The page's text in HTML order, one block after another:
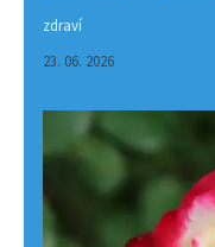
zdraví
23. 06. 2026